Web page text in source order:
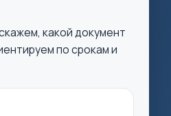
какой документ
по срокам и